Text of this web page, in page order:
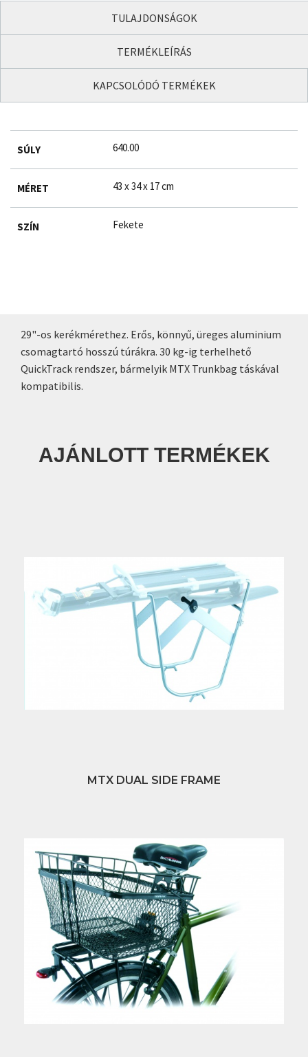
TULAJDONSÁGOK
TERMÉKLEÍRÁS
KAPCSOLÓDÓ TERMÉKEK
SÚLY 640.00
MÉRET 43 x 34 x 17 cm
SZÍN Fekete
29"-os kerékmérethez. Erős, könnyű, üreges aluminium
csomagtartó hosszú túrákra. 30 kg-ig terhelhető
QuickTrack rendszer, bármelyik MTX Trunkbag táskával
kompatibilis.
AJÁNLOTT TERMÉKEK
MTX DUAL SIDE FRAME